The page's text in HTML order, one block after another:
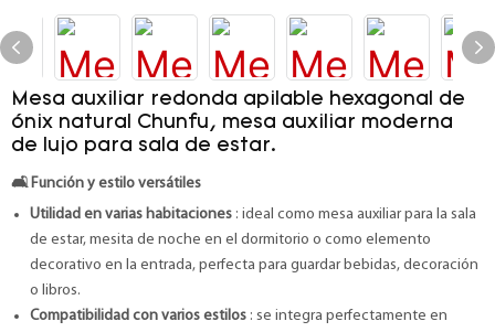
Mesa auxiliar redonda apilable hexagonal de
ónix natural Chunfu, mesa auxiliar moderna
de lujo para sala de estar.
🛋️Función y estilo versátiles
Utilidad en varias habitaciones: ideal como mesa auxiliar para la sala
de estar, mesita de noche en el dormitorio o como elemento
decorativo en la entrada, perfecta para guardar bebidas, decoración
o libros.
Compatibilidad con varios estilos: se integra perfectamente en